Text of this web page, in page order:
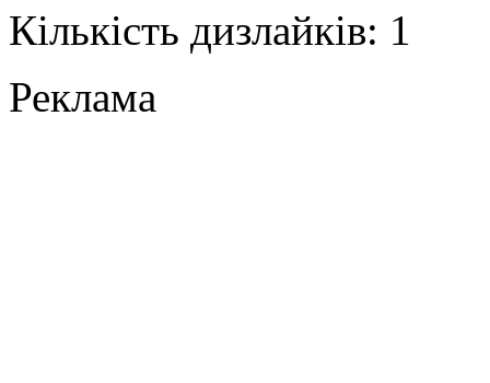
Кількість дизлайків: 1
Реклама